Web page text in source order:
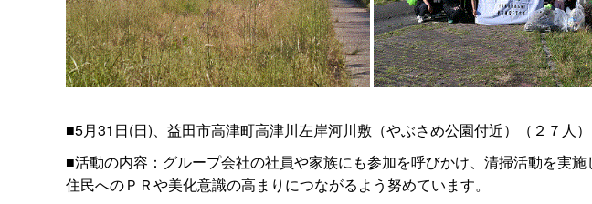
■5月31日(日)、益田市高津町高津川左岸河川敷（やぶさめ公園付近）（２７人）
■活動の内容：グループ会社の社員や家族にも参加を呼びかけ、清掃活動を実
住民へのＰＲや美化意識の高まりにつながるよう努めています。